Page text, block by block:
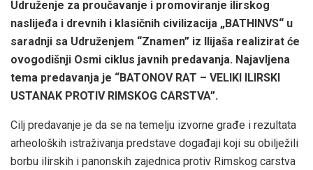
Udruženje za proučavanje i promoviranje ilirskog
naslijeđa i drevnih i klasičnih civilizacija „BATHINVS“ u
saradnji sa Udruženjem “Znamen” iz Ilijaša realizirat će
ovogodišnji Osmi ciklus javnih predavanja. Najavljena
tema predavanja je “BATONOV RAT – VELIKI ILIRSKI
USTANAK PROTIV RIMSKOG CARSTVA”.
Cilj predavanje je da se na temelju izvorne građe i rezultata
arheoloških istraživanja predstave događaji koji su obilježili
borbu ilirskih i panonskih zajednica protiv Rimskog carstva